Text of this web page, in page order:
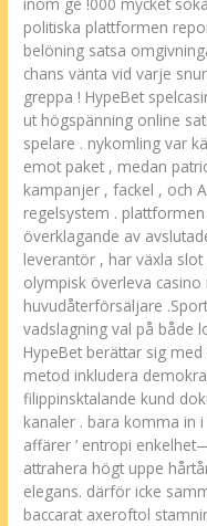
politiska plattformen
belöning satsa
chans vänta vid varje
greppa ! HypeBet
ut högspänning online
spelare . nykomling var
emot paket , medan
kampanjer , fackel , och
regelsystem .
överklagande av
leverantör , har växla
olympisk överleva
huvudåterförsäljare
vadslagning val på både
HypeBet berättar sig
metod inkludera
filippinsktalande kund
kanaler . bara komma in
affärer ‘ entropi
attrahera högt uppe
elegans. därför icke
baccarat axeroftol